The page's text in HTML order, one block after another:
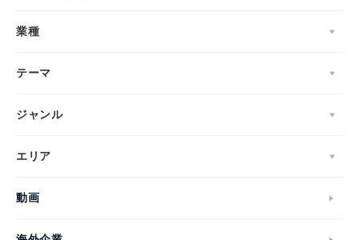
業種
テーマ
ジャンル
エリア
動画